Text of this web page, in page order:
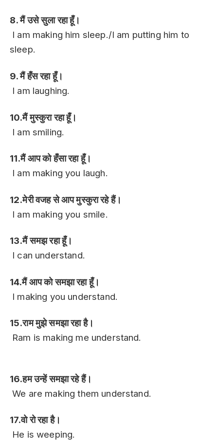
8. मैं उसे सुला रहा हूँ।
I am making him sleep./I am putting him to
sleep.
9. मैं हँस रहा हूँ।
I am laughing.
10.मैं मुस्कुरा रहा हूँ।
I am smiling.
11.मैं आप को हँसा रहा हूँ।
I am making you laugh.
12.मेरी वजह से आप मुस्कुरा रहे हैं।
I am making you smile.
13.मैं समझ रहा हूँ।
I can understand.
14.मैं आप को समझा रहा हूँ।
I making you understand.
15.राम मुझे समझा रहा है।
Ram is making me understand.
16.हम उन्हें समझा रहे हैं।
We are making them understand.
17.वो रो रहा है।
He is weeping.